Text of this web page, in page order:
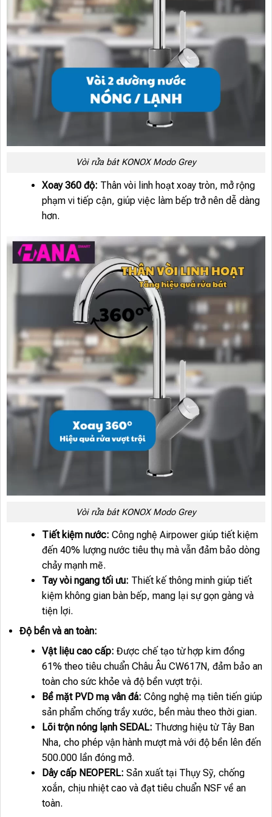
Vòi rửa bát KONOX Modo Grey
Xoay 360 độ: Thân vòi linh hoạt xoay tròn, mở rộng
phạm vi tiếp cận, giúp việc làm bếp trở nên dễ dàng
hơn.
Vòi rửa bát KONOX Modo Grey
Tiết kiệm nước: Công nghệ Airpower giúp tiết kiệm
đến 40% lượng nước tiêu thụ mà vẫn đảm bảo dòng
chảy mạnh mẽ.
Tay vòi ngang tối ưu: Thiết kế thông minh giúp tiết
kiệm không gian bàn bếp, mang lại sự gọn gàng và
tiện lợi.
Độ bền và an toàn:
Vật liệu cao cấp: Được chế tạo từ hợp kim đồng
61% theo tiêu chuẩn Châu Âu CW617N, đảm bảo an
toàn cho sức khỏe và độ bền vượt trội.
Bề mặt PVD mạ vân đá: Công nghệ mạ tiên tiến giúp
sản phẩm chống trầy xước, bền màu theo thời gian.
Lõi trộn nóng lạnh SEDAL: Thương hiệu từ Tây Ban
Nha, cho phép vận hành mượt mà với độ bền lên đến
500.000 lần đóng mở.
Dây cấp NEOPERL: Sản xuất tại Thụy Sỹ, chống
xoắn, chịu nhiệt cao và đạt tiêu chuẩn NSF về an
toàn.